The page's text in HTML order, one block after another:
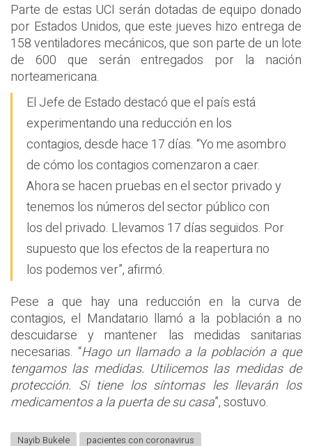
Parte de estas UCI serán dotadas de equipo donado
por Estados Unidos, que este jueves hizo entrega de
158 ventiladores mecánicos, que son parte de un lote
de 600 que serán entregados por la nación
norteamericana.
El Jefe de Estado destacó que el país está
experimentando una reducción en los
contagios, desde hace 17 días. “Yo me asombro
de cómo los contagios comenzaron a caer.
Ahora se hacen pruebas en el sector privado y
tenemos los números del sector público con
los del privado. Llevamos 17 días seguidos. Por
supuesto que los efectos de la reapertura no
los podemos ver”, afirmó.
Pese a que hay una reducción en la curva de
contagios, el Mandatario llamó a la población a no
descuidarse y mantener las medidas sanitarias
necesarias. “Hago un llamado a la población a que
tengamos las medidas. Utilicemos las medidas de
protección. Si tiene los síntomas les llevarán los
medicamentos a la puerta de su casa”, sostuvo.
Nayib Bukele pacientes con coronavirus